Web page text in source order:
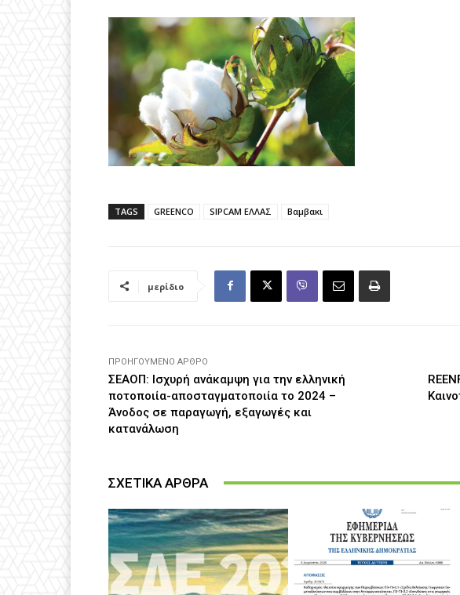
TAGS GREENCO SIPCAM ΕΛΛΑΣ Βαμβακι
μερίδιο
ΠΡΟΗΓΟΎΜΕΝΟ ΆΡΘΡΟ
ΣΕΑΟΠ: Ισχυρή ανάκαμψη για την ελληνική
ποτοποιία-αποσταγματοποιία το 2024 –
Άνοδος σε παραγωγή, εξαγωγές και
κατανάλωση
ΣΧΕΤΙΚΑ ΑΡΘΡΑ